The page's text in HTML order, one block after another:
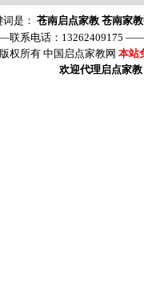
是： 苍南启点家教 苍南家
联系电话：13262409175
权所有 中国启点家教网 本站
欢迎代理启点家